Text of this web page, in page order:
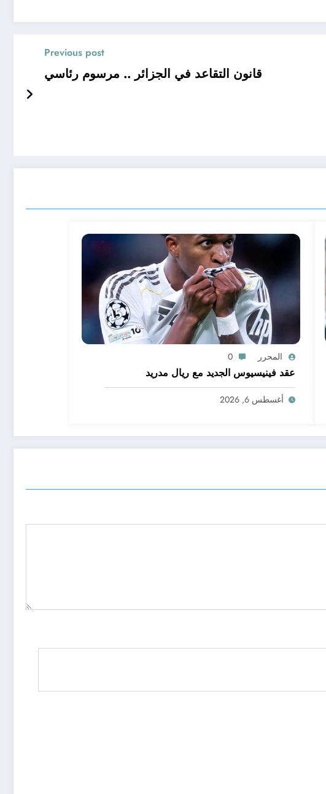
Previous post
قانون التقاعد في الجزائر .. مرسوم رئاسي
المحرر 0
عقد فينيسيوس الجديد مع ريال مدريد
أغسطس 6, 2026